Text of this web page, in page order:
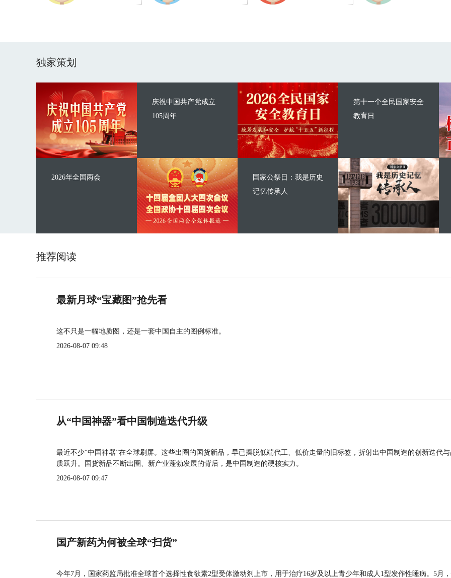
独家策划
庆祝中国共产党成立
105周年
2026年全国两会
第十一个全民国家安全
教育日
国家公祭日：我是历史
记忆传承人
推荐阅读
最新月球“宝藏图”抢先看
这不只是一幅地质图，还是一套中国自主的图例标准。
2026-08-07 09:48
从“中国神器”看中国制造迭代升级
最近不少“中国神器”在全球刷屏。这些出圈的国货新品，早已摆脱低端代工、低价走量的旧标签，折射出中国制造的创新迭代
质跃升。国货新品不断出圈、新产业蓬勃发展的背后，是中国制造的硬核实力。
2026-08-07 09:47
国产新药为何被全球“扫货”
今年7月，国家药监局批准全球首个选择性食欲素2型受体激动剂上市，用于治疗16岁及以上青少年和成人1型发作性睡病。5月